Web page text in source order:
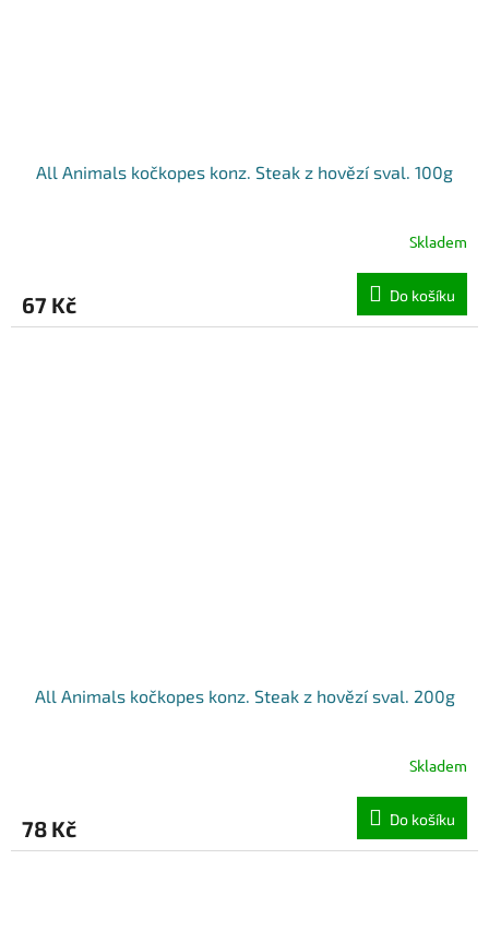
All Animals kočkopes konz. Steak z hovězí sval. 100g
Skladem
67 Kč Do košíku
All Animals kočkopes konz. Steak z hovězí sval. 200g
Skladem
78 Kč Do košíku